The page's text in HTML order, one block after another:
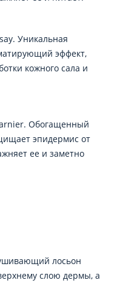
Уникальная
эффект,
кожного сала и
Обогащенный
эпидермис от
ее и заметно
лосьон
слою дермы, а